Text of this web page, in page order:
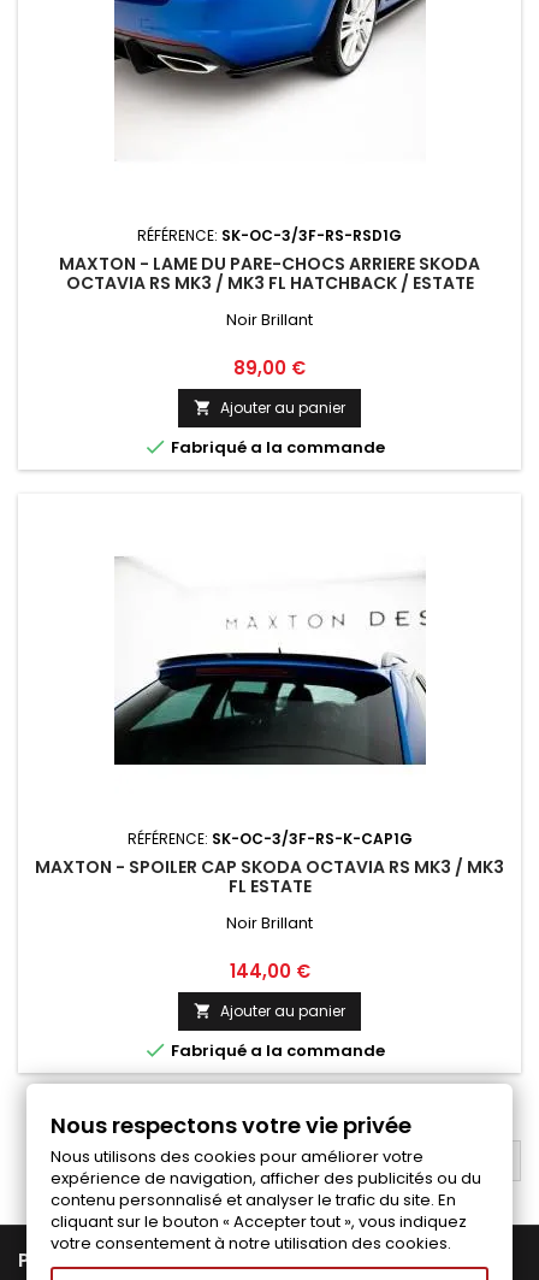
RÉFÉRENCE: SK-OC-3/3F-RS-RSD1G
MAXTON - LAME DU PARE-CHOCS ARRIERE SKODA
OCTAVIA RS MK3 / MK3 FL HATCHBACK / ESTATE
Noir Brillant
Prix
89,00 €
 Ajouter au panier
 Fabriqué a la commande
RÉFÉRENCE: SK-OC-3/3F-RS-K-CAP1G
MAXTON - SPOILER CAP SKODA OCTAVIA RS MK3 / MK3
FL ESTATE
Noir Brillant
Prix
144,00 €
 Ajouter au panier
 Fabriqué a la commande
Suivant 
RETOUR EN HAUT
PRODUITS
Nous respectons votre vie privée
Nous utilisons des cookies pour améliorer votre
expérience de navigation, afficher des publicités ou du
contenu personnalisé et analyser le trafic du site. En
cliquant sur le bouton « Accepter tout », vous indiquez
votre consentement à notre utilisation des cookies.